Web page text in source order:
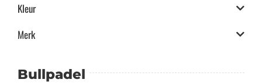
Kleur
Merk
Bullpadel